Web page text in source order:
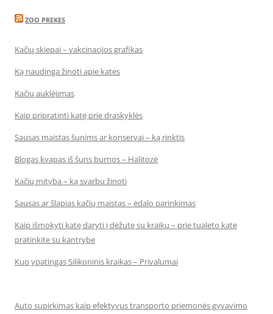
ZOO PREKES
Kačių skiepai – vakcinacijos grafikas
Ką naudinga žinoti apie kates
Kačių auklėjimas
Kaip pripratinti katę prie draskyklės
Sausas maistas šunims ar konservai – ką rinktis
Blogas kvapas iš šuns burnos – Halitozė
Kačių mityba – ką svarbu žinoti
Sausas ar šlapias kačių maistas – ėdalo parinkimas
Kaip išmokyti katę daryti į dėžutę su kraiku – prie tualeto katę
pratinkite su kantrybe
Kuo ypatingas Silikoninis kraikas – Privalumai
Auto supirkimas kaip efektyvus transporto priemonės gyvavimo